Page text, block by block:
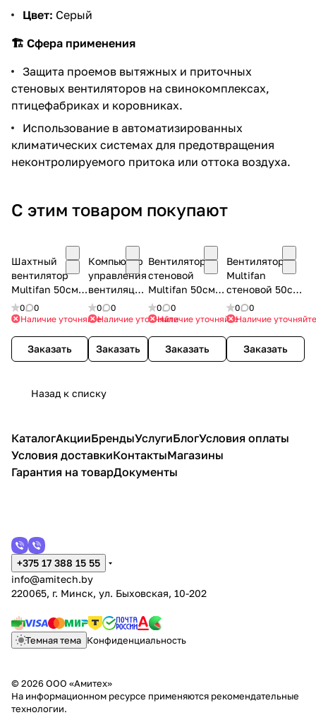
Цвет: Серый
🏗️ Сфера применения
Защита проемов вытяжных и приточных
стеновых вентиляторов на свинокомплексах,
птицефабриках и коровниках.
Использование в автоматизированных
климатических системах для предотвращения
неконтролируемого притока или оттока воздуха.
С этим товаром покупают
Шахтный
вентилятор
Multifan 50см,
1x230В/50Гц,
450 Вт, 8400
0
0
Наличие уточняйте
Заказать
Компьютер
управления
вентиляцией
СВА-2006
Stienen
0
0
Наличие уточняйте
Заказать
Вентилятор
стеновой
Multifan 50см,
1х230 В/50 Гц,
450 Вт, 8400
0
0
Наличие уточняйте
Заказать
Вентилятор
Multifan
стеновой 50см,
3х230 В/50 Гц,
380 Вт, 8350
0
0
Наличие
Заказать
Назад к списку
КаталогАкцииБрендыУслугиБлогУсловия оплаты
Условия доставкиКонтактыМагазины
Гарантия на товарДокументы
+375 17 388 15 55
info@amitech.by
220065, г. Минск, ул. Быховская, 10-202
Темная тема Конфиденциальность
© 2026 ООО «Амитех»
На информационном ресурсе применяются рекомендательные
технологии.